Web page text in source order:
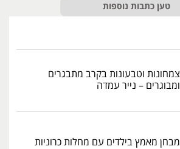
טען כתבות נוספות
צמחונות וטבעונות בקרב מתבגרים
ומבוגרים – נייר עמדה
מבחן מאמץ בילדים עם מחלות כרוניות